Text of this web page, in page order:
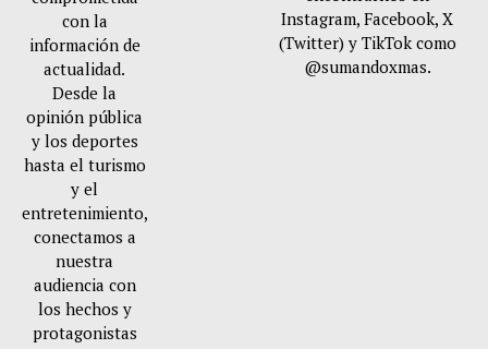
con la
información de
actualidad.
Desde la
opinión pública
y los deportes
hasta el turismo
y el
entretenimiento,
conectamos a
nuestra
audiencia con
los hechos y
protagonistas
Instagram, Facebook, X
(Twitter) y TikTok como
@sumandoxmas.